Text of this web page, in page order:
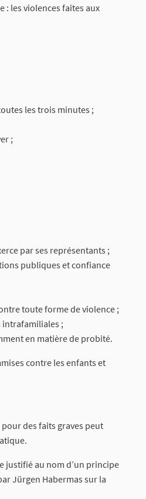
: les violences faites aux
les trois minutes ;
;
par ses représentants ;
publiques et confiance
toute forme de violence ;
intrafamiliales ;
en matière de probité.
contre les enfants et
des faits graves peut
justifié au nom d’un principe
Jürgen Habermas sur la